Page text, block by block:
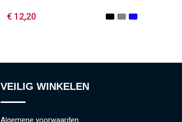
€ 12,20
VEILIG WINKELEN
Algemene voorwaarden